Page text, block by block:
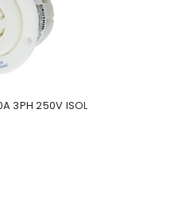
3PH 250V ISOL